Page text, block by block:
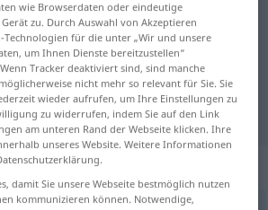
Übersetzung
Tschechisch
wie Browserdaten oder eindeutige
zu. Durch Auswahl von Akzeptieren
Technologien für die unter „Wir und unsere
um Ihnen Dienste bereitzustellen“
Tracker deaktiviert sind, sind manche
nicht mehr so relevant für Sie. Sie
wieder aufrufen, um Ihre Einstellungen zu
zu widerrufen, indem Sie auf den Link
am unteren Rand der Webseite klicken. Ihre
unseres Website. Weitere Informationen
damit Sie unsere Webseite bestmöglich nutzen
kommunizieren können. Notwendige,